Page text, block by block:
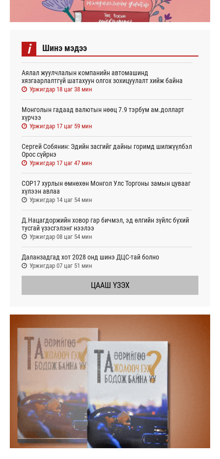
i Шинэ мэдээ
Аялал жуулчлалын компанийн автомашинд
хязгаарлалтгүй шатахуун олгох зохицуулалт хийж байна
Уржигдар 18 цаг 38 мин
Монголын гадаад валютын нөөц 7.9 тэрбум ам.долларт
хүрчээ
Уржигдар 17 цаг 59 мин
Сергей Собянин: Эдийн засгийг дайны горимд шилжүүлбэл
Орос сүйрнэ
Уржигдар 17 цаг 47 мин
COP17 хурлын өмнөхөн Монгол Улс Торгоны замын цувааг
хүлээн авлаа
Уржигдар 14 цаг 54 мин
Д.Нацагдоржийн ховор гар бичмэл, эд өлгийн зүйлс бүхий
тусгай үзэсгэлэнг нээлээ
Уржигдар 08 цаг 54 мин
Даланзадгад хот 2028 онд шинэ ДЦС-тай болно
Уржигдар 07 цаг 51 мин
ЦААШ ҮЗЭХ